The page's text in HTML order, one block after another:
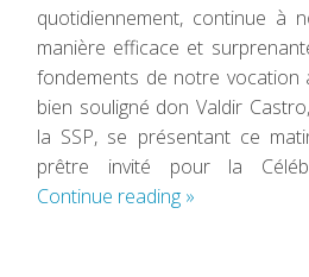
quotidiennement, continue à
manière efficace et
fondements de notre vocation
bien souligné don Valdir
la SSP, se présentant ce
prêtre invité pour la
Continue reading »